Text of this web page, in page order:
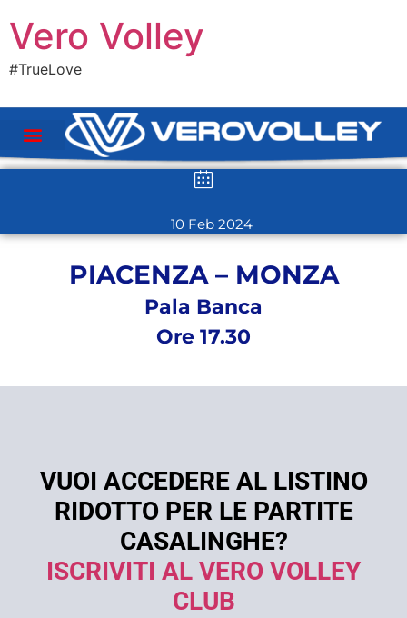
Vero Volley
#TrueLove
10 Feb 2024
PIACENZA – MONZA
Pala Banca
Ore 17.30
VUOI ACCEDERE AL LISTINO
RIDOTTO PER LE PARTITE
CASALINGHE?
ISCRIVITI AL VERO VOLLEY
CLUB